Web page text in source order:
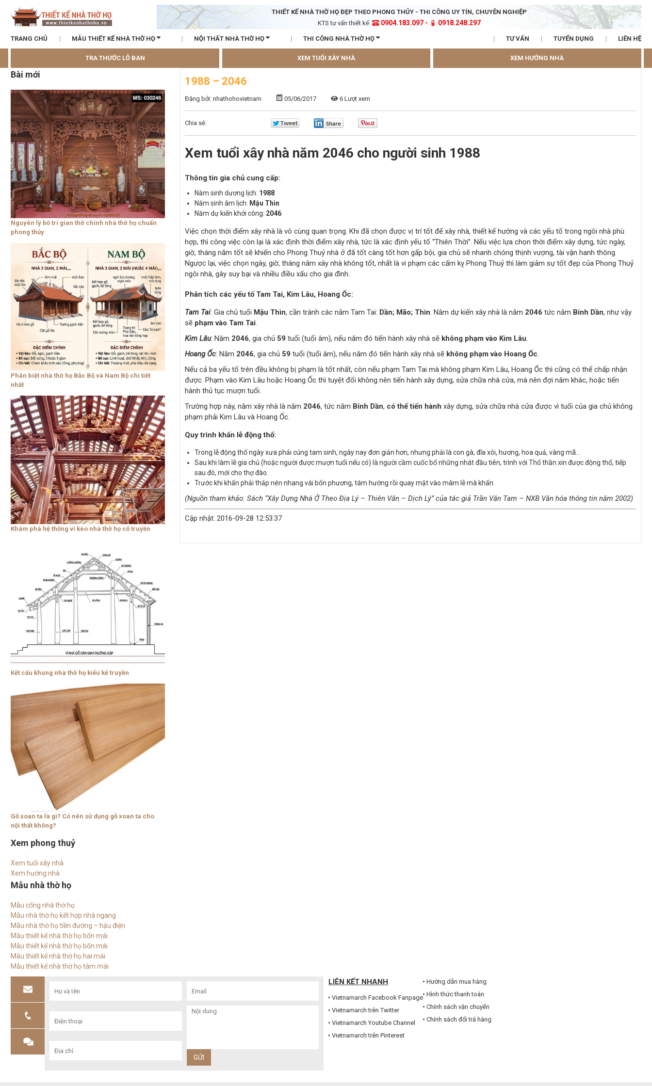
THIẾT KẾ NHÀ THỜ HỌ ĐẸP THEO PHONG THỦY - THI CÔNG UY TÍN, CHUYÊN NGHIỆP
KTS tư vấn thiết kế
0904.183.097 - 0918.248.297
TRANG CHỦ MẪU THIẾT KẾ NHÀ THỜ HỌ NỘI THẤT NHÀ THỜ HỌ THI CÔNG NHÀ THỜ HỌ TƯ VẤN TUYỂN DỤNG LIÊN HỆ
TRA THƯỚC LỖ BAN XEM TUỔI XÂY NHÀ XEM HƯỚNG NHÀ
1988 – 2046
Đăng bởi: nhathohovietnam 05/06/2017 6 Lượt xem
Chia sẻ:
Xem tuổi xây nhà năm 2046 cho người sinh 1988
Thông tin gia chủ cung cấp:
Năm sinh dương lịch: 1988
Năm sinh âm lịch: Mậu Thìn
Năm dự kiến khởi công: 2046
Việc chọn thời điểm xây nhà là vô cùng quan trọng. Khi đã chọn được vị trí tốt để xây nhà, thiết kế hướng và các yếu tố trong ngôi nhà phù
hợp, thì công việc còn lại là xác định thời điểm xây nhà, tức là xác định yếu tố “Thiên Thời”. Nếu việc lựa chọn thời điểm xây dựng, tức ngày,
giờ, tháng năm tốt sẽ khiến cho Phong Thuỷ nhà ở đã tốt càng tốt hơn gấp bội, gia chủ sẽ nhanh chóng thịnh vượng, tài vận hanh thông.
Ngược lại, việc chọn ngày, giờ, tháng năm xây nhà không tốt, nhất là vi phạm các cấm kỵ Phong Thuỷ thì làm giảm sự tốt đẹp của Phong Thuỷ
ngôi nhà, gây suy bại và nhiều điều xấu cho gia đình.
Phân tích các yếu tố Tam Tai, Kim Lâu, Hoang Ốc:
Tam Tai: Gia chủ tuổi Mậu Thìn, cần tránh các năm Tam Tai: Dần; Mão; Thìn. Năm dự kiến xây nhà là năm 2046 tức năm Bính Dần, như vậy
sẽ phạm vào Tam Tai.
Kim Lâu: Năm 2046, gia chủ 59 tuổi (tuổi âm), nếu năm đó tiến hành xây nhà sẽ không phạm vào Kim Lâu.
Hoang Ốc: Năm 2046, gia chủ 59 tuổi (tuổi âm), nếu năm đó tiến hành xây nhà sẽ không phạm vào Hoang Ốc.
Nếu cả ba yếu tố trên đều không bị phạm là tốt nhất, còn nếu phạm Tam Tai mà không phạm Kim Lâu, Hoang Ốc thì cũng có thể chấp nhận
được. Phạm vào Kim Lâu hoặc Hoang Ốc thì tuyệt đối không nên tiến hành xây dựng, sửa chữa nhà cửa, mà nên đợi năm khác, hoặc tiến
hành thủ tục mượn tuổi.
Trường hợp này, năm xây nhà là năm 2046, tức năm Bính Dần, có thể tiến hành xây dựng, sửa chữa nhà cửa được vì tuổi của gia chủ không
phạm phải Kim Lâu và Hoang Ốc.
Quy trình khấn lễ động thổ:
Trong lễ động thổ ngày xưa phải cúng tam sinh, ngày nay đơn giản hơn, nhưng phải là con gà, đĩa xôi, hương, hoa quả, vàng mã…
Sau khi làm lễ gia chủ (hoặc người được mượn tuổi nếu có) là người cầm cuốc bổ những nhát đầu tiên, trình với Thổ thần xin được động thổ, tiếp
sau đó, mới cho thợ đào.
Trước khi khấn phải thắp nén nhang vái bốn phương, tám hướng rồi quay mặt vào mâm lễ mà khấn.
(Nguồn tham khảo: Sách “Xây Dựng Nhà Ở Theo Địa Lý – Thiên Văn – Dịch Lý” của tác giả Trần Văn Tam – NXB Văn hóa thông tin năm 2002)
Cập nhật: 2016-09-28 12:53:37
Bài mới
Nguyên lý bố trí gian thờ chính nhà thờ họ chuẩn
phong thủy
Phân biệt nhà thờ họ Bắc Bộ và Nam Bộ chi tiết
nhất
Khám phá hệ thống vì kèo nhà thờ họ cổ truyền
Kết cấu khung nhà thờ họ kiểu kẻ truyền
Gỗ xoan ta là gì? Có nên sử dụng gỗ xoan ta cho
nội thất không?
Xem phong thuỷ
Xem tuổi xây nhà
Xem hướng nhà
Mẫu nhà thờ họ
Mẫu cổng nhà thờ họ
Mẫu nhà thờ họ kết hợp nhà ngang
Mẫu nhà thờ họ tiền đường – hậu điện
Mẫu thiết kế nhà thờ họ bốn mái
Mẫu thiết kế nhà thờ họ bốn mái
Mẫu thiết kế nhà thờ họ hai mái
Mẫu thiết kế nhà thờ họ tám mái
LIÊN KẾT NHANH
Vietnamarch Facebook Fanpage
Vietnamarch trên Twitter
Vietnamarch Youtube Channel
Vietnamarch trên Pinterest
Hướng dẫn mua hàng
Hình thức thanh toán
Chính sách vận chuyển
Chính sách đổi trả hàng